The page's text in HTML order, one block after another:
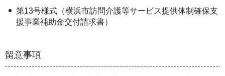
第13号様式（横浜市訪問介護等サービス提供体制確保⽀
援事業補助⾦交付請求書）
留意事項